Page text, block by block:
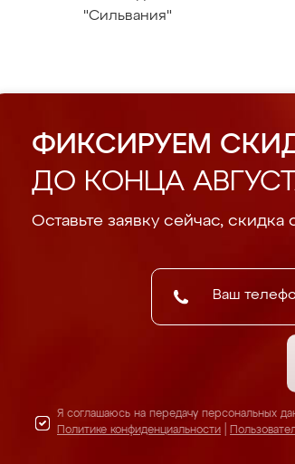
"Сильвания"
ФИКСИРУЕМ
ДО КОНЦА
Оставьте заявку сейчас, скидка
Я соглашаюсь на передачу персональных
Политике конфиденциальности